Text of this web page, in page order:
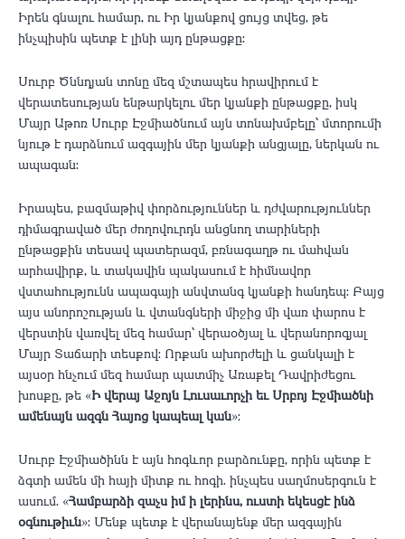
Իրեն գնալու համար, ու Իր կյանքով ցույց տվեց, թե
ինչպիսին պետք է լինի այդ ընթացքը:
Սուրբ Ծննդյան տոնը մեզ մշտապես հրավիրում է
վերատեսության ենթարկելու մեր կյանքի ընթացքը, իսկ
Մայր Աթոռ Սուրբ Էջմիածնում այն տոնախմբելը՝ մտորումի
նյութ է դարձնում ազգային մեր կյանքի անցյալը, ներկան ու
ապագան:
Իրապես, բազմաթիվ փորձություններ և դժվարություններ
դիմագրաված մեր ժողովուրդն անցնող տարիների
ընթացքին տեսավ պատերազմ, բռնագաղթ ու մահվան
արհավիրք, և տակավին պակասում է հիմնավոր
վստահությունն ապագայի անվտանգ կյանքի հանդեպ: Բայց
այս անորոշության և վտանգների միջից մի վառ փարոս է
վերստին վառվել մեզ համար՝ վերաօծյալ և վերանորոգյալ
Մայր Տաճարի տեսքով: Որքան ախորժելի և ցանկալի է
այսօր հնչում մեզ համար պատմիչ Առաքել Դավրիժեցու
խոսքը, թե «Ի վերայ Աջոյն Լուսաւորչի եւ Սրբոյ Էջմիածնի
ամենայն ազգն Հայոց կապեալ կան»:
Սուրբ Էջմիածինն է այն հոգևոր բարձունքը, որին պետք է
ձգտի ամեն մի հայի միտք ու հոգի. ինչպես սաղմոսերգուն է
ասում. «Համբարձի զաչս իմ ի լերինս, ուստի եկեսցէ ինձ
օգնութիւն»: Մենք պետք է վերանայենք մեր ազգային